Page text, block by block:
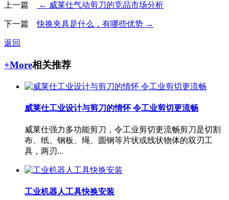
上一篇 ← 威莱仕气动剪刀的竞品市场分析
下一篇快换夹具是什么，有哪些优势 →
返回
+More相关推荐
威莱仕工业设计与剪刀的情怀 令工业剪切更流畅
威莱仕强力多功能剪刀，令工业剪切更流畅剪刀是切割
布、纸、钢板、绳、圆钢等片状或线状物体的双刃工
具，两刃...
工业机器人工具快换安装